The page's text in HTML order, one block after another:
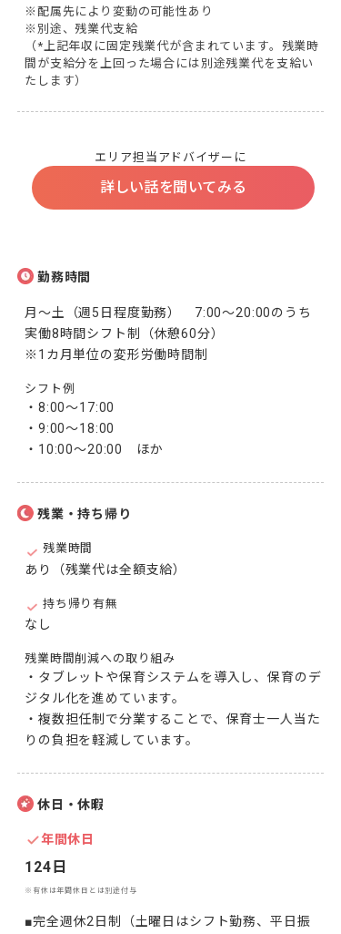
※配属先により変動の可能性あり
※別途、残業代支給
（*上記年収に固定残業代が含まれています。残業時
間が支給分を上回った場合には別途残業代を支給い
たします）
エリア担当アドバイザーに
詳しい話を聞いてみる
勤務時間
月～土（週5日程度勤務）　7:00～20:00のうち
実働8時間シフト制（休憩60分）
※1カ月単位の変形労働時間制
シフト例
・8:00～17:00
・9:00～18:00
・10:00～20:00　ほか
残業・持ち帰り
残業時間
あり（残業代は全額支給）
持ち帰り有無
なし
残業時間削減への取り組み
・タブレットや保育システムを導入し、保育のデ
ジタル化を進めています。
・複数担任制で分業することで、保育士一人当た
りの負担を軽減しています。
休日・休暇
年間休日
124日
※有休は年間休日とは別途付与
■完全週休2日制（土曜日はシフト勤務、平日振